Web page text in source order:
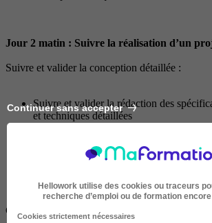
Jour 2 matin : Suivre la réalisation d’un
Suivre et valider la conception détaillée :
Suivre et valider la rédaction des
et techniques détaillées
Suivre et valider la réalisation de
Coordonner et piloter le développement et les
Continuer sans accepter
Hellowork utilise des cookies ou traceurs
recherche d’emploi ou de formation
Cookies strictement nécessaires